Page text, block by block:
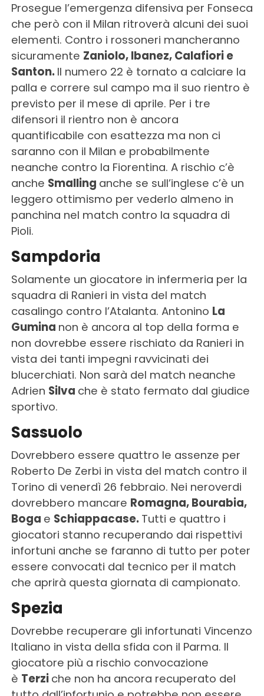
Prosegue l’emergenza difensiva per Fonseca
che però con il Milan ritroverà alcuni dei suoi
elementi. Contro i rossoneri mancheranno
sicuramente Zaniolo, Ibanez, Calafiori e
Santon. Il numero 22 è tornato a calciare la
palla e correre sul campo ma il suo rientro è
previsto per il mese di aprile. Per i tre
difensori il rientro non è ancora
quantificabile con esattezza ma non ci
saranno con il Milan e probabilmente
neanche contro la Fiorentina. A rischio c’è
anche Smalling anche se sull’inglese c’è un
leggero ottimismo per vederlo almeno in
panchina nel match contro la squadra di
Pioli.
Sampdoria
Solamente un giocatore in infermeria per la
squadra di Ranieri in vista del match
casalingo contro l’Atalanta. Antonino La
Gumina non è ancora al top della forma e
non dovrebbe essere rischiato da Ranieri in
vista dei tanti impegni ravvicinati dei
blucerchiati. Non sarà del match neanche
Adrien Silva che è stato fermato dal giudice
sportivo.
Sassuolo
Dovrebbero essere quattro le assenze per
Roberto De Zerbi in vista del match contro il
Torino di venerdì 26 febbraio. Nei neroverdi
dovrebbero mancare Romagna, Bourabia,
Boga e Schiappacase. Tutti e quattro i
giocatori stanno recuperando dai rispettivi
infortuni anche se faranno di tutto per poter
essere convocati dal tecnico per il match
che aprirà questa giornata di campionato.
Spezia
Dovrebbe recuperare gli infortunati Vincenzo
Italiano in vista della sfida con il Parma. Il
giocatore più a rischio convocazione
è Terzi che non ha ancora recuperato del